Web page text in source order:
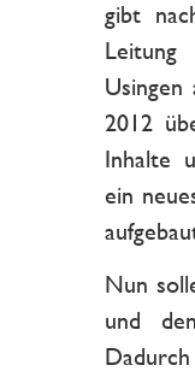
gibt
Leitung
2012
Inhalte
ein
Nun
und